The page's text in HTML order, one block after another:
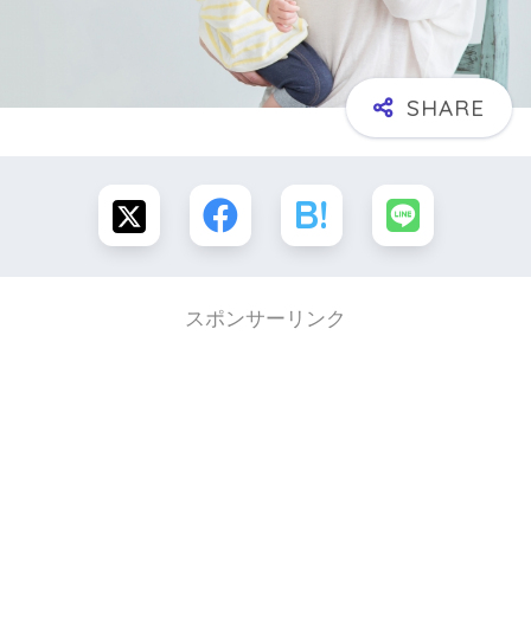
スポンサーリンク